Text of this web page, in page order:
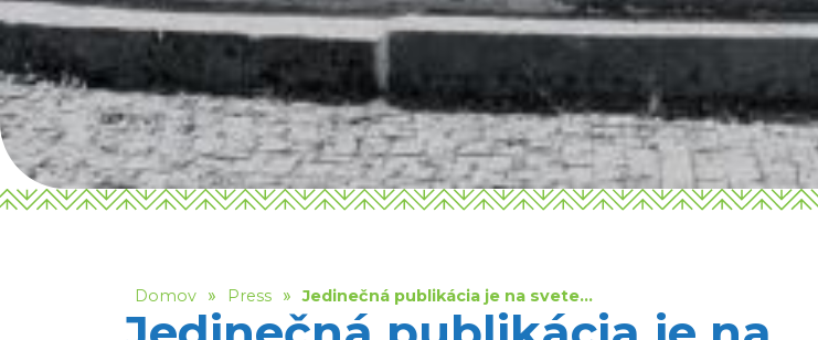
Domov » Press » Jedinečná publikácia je na svete…